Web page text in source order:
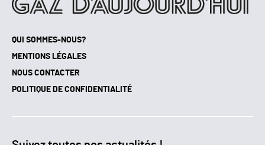
QUI SOMMES-NOUS?
MENTIONS LÉGALES
NOUS CONTACTER
POLITIQUE DE CONFIDENTIALITÉ